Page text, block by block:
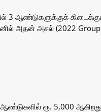
3 ஆண்டுகளுக்குக்
அதன் அசல் (2022
ரூ. 5,000